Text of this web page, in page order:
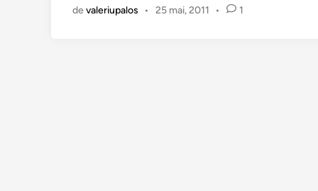
devaleriupalos • 25 mai, 2011 • 1